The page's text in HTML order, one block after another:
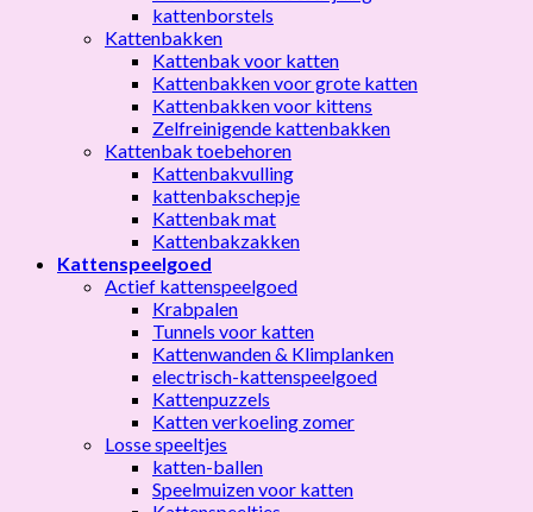
kattenborstels
Kattenbakken
Kattenbak voor katten
Kattenbakken voor grote katten
Kattenbakken voor kittens
Zelfreinigende kattenbakken
Kattenbak toebehoren
Kattenbakvulling
kattenbakschepje
Kattenbak mat
Kattenbakzakken
Kattenspeelgoed
Actief kattenspeelgoed
Krabpalen
Tunnels voor katten
Kattenwanden & Klimplanken
electrisch-kattenspeelgoed
Kattenpuzzels
Katten verkoeling zomer
Losse speeltjes
katten-ballen
Speelmuizen voor katten